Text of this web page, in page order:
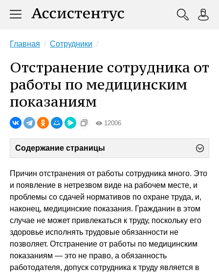
Главная Сотрудники
Отстранение сотрудника от
работы по медицинским
показаниям
12006
Содержание страницы
Причин отстранения от работы сотрудника много. Это
и появление в нетрезвом виде на рабочем месте, и
проблемы со сдачей нормативов по охране труда, и,
наконец, медицинские показания. Гражданин в этом
случае не может привлекаться к труду, поскольку его
здоровье исполнять трудовые обязанности не
позволяет. Отстранение от работы по медицинским
показаниям — это не право, а обязанность
работодателя, допуск сотрудника к труду является в